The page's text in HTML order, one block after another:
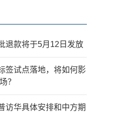
退款将于5月12日发放
签试点落地，将如何影
？
访华具体安排和中方期